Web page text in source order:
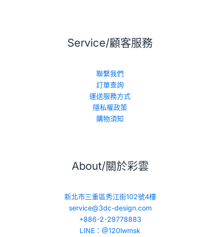
Service/顧客服務
聯繫我們
訂單查詢
運送服務方式
隱私權政策
購物須知
About/關於彩雲
新北市三重區秀江街102號4樓
service@3dc-design.com
+886-2-29778883
LINE：@120lwmsk